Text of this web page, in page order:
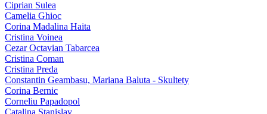
Ciprian Sulea
Camelia Ghioc
Corina Madalina Haita
Cristina Voinea
Cezar Octavian Tabarcea
Cristina Coman
Cristina Preda
Constantin Geambasu, Mariana Baluta - Skultety
Corina Bernic
Corneliu Papadopol